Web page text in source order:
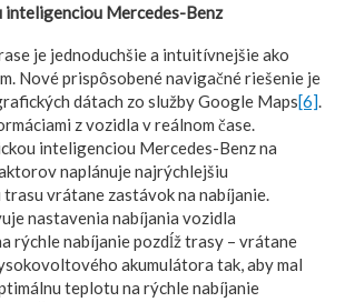
inteligenciou Mercedes-Benz
je jednoduchšie a intuitívnejšie ako
Nové prispôsobené navigačné riešenie je
dátach zo služby Google Maps[6].
z vozidla v reálnom čase.
inteligenciou Mercedes-Benz na
naplánuje najrýchlejšiu
vrátane zastávok na nabíjanie.
nastavenia nabíjania vozidla
rýchle nabíjanie pozdĺž trasy – vrátane
akumulátora tak, aby mal
teplotu na rýchle nabíjanie